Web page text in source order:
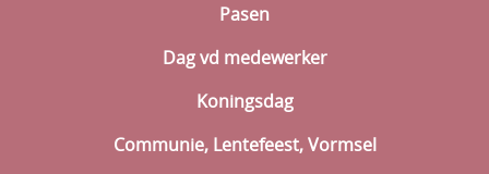
Pasen
Dag vd medewerker
Koningsdag
Communie, Lentefeest, Vormsel